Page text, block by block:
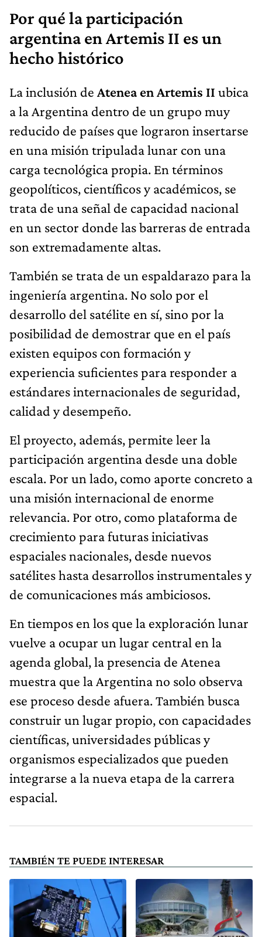
Por qué la participación
argentina en Artemis II es un
hecho histórico
La inclusión de Atenea en Artemis II ubica
a la Argentina dentro de un grupo muy
reducido de países que lograron insertarse
en una misión tripulada lunar con una
carga tecnológica propia. En términos
geopolíticos, científicos y académicos, se
trata de una señal de capacidad nacional
en un sector donde las barreras de entrada
son extremadamente altas.
También se trata de un espaldarazo para la
ingeniería argentina. No solo por el
desarrollo del satélite en sí, sino por la
posibilidad de demostrar que en el país
existen equipos con formación y
experiencia suficientes para responder a
estándares internacionales de seguridad,
calidad y desempeño.
El proyecto, además, permite leer la
participación argentina desde una doble
escala. Por un lado, como aporte concreto a
una misión internacional de enorme
relevancia. Por otro, como plataforma de
crecimiento para futuras iniciativas
espaciales nacionales, desde nuevos
satélites hasta desarrollos instrumentales y
de comunicaciones más ambiciosos.
En tiempos en los que la exploración lunar
vuelve a ocupar un lugar central en la
agenda global, la presencia de Atenea
muestra que la Argentina no solo observa
ese proceso desde afuera. También busca
construir un lugar propio, con capacidades
científicas, universidades públicas y
organismos especializados que pueden
integrarse a la nueva etapa de la carrera
espacial.
TAMBIÉN TE PUEDE INTERESAR